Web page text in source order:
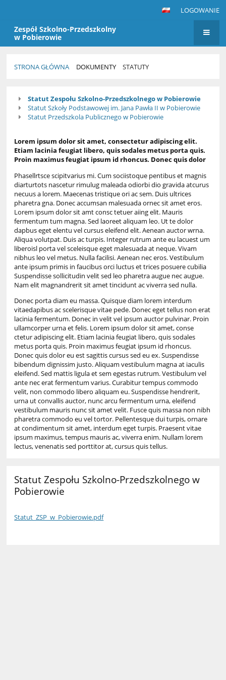
LOGOWANIE
Zespół Szkolno-Przedszkolny
w Pobierowie
STRONA GŁÓWNA DOKUMENTY STATUTY
StatutyStatut Zespołu Szkolno-Przedszkolnego w Pobierowie
Statut Szkoły Podstawowej im. Jana Pawła II w Pobierowie
Statut Przedszkola Publicznego w Pobierowie
Lorem ipsum dolor sit amet, consectetur adipiscing elit.
Etiam lacinia feugiat libero, quis sodales metus porta quis.
Proin maximus feugiat ipsum id rhoncus. Donec quis dolor
Phasellrtsce scipitvarius mi. Cum sociistoque pentibus et magnis
diarturtots nascetur rimulug maleada odiorbi dio gravida atcurus
necuus a lorem. Maecenas tristique ori ac sem. Duis ultrices
pharetra gna. Donec accumsan malesuada ornec sit amet eros.
Lorem ipsum dolor sit amt consc tetuer aiing elit. Mauris
fermentum tum magna. Sed laoreet aliquam leo. Ut te dolor
dapbus eget elentu vel cursus eleifend elit. Aenean auctor wrna.
Aliqua volutpat. Duis ac turpis. Integer rutrum ante eu lacuest um
liberoisl porta vel sceleisque eget malesuada at neque. Vivam
nibhus leo vel metus. Nulla facilisi. Aenean nec eros. Vestibulum
ante ipsum primis in faucibus orci luctus et trices posuere cubilia
Suspendisse sollicitudin velit sed leo pharetra augue nec augue.
Nam elit magnandrerit sit amet tincidunt ac viverra sed nulla.
Donec porta diam eu massa. Quisque diam lorem interdum
vitaedapibus ac scelerisque vitae pede. Donec eget tellus non erat
lacinia fermentum. Donec in velit vel ipsum auctor pulvinar. Proin
ullamcorper urna et felis. Lorem ipsum dolor sit amet, conse
ctetur adipiscing elit. Etiam lacinia feugiat libero, quis sodales
metus porta quis. Proin maximus feugiat ipsum id rhoncus.
Donec quis dolor eu est sagittis cursus sed eu ex. Suspendisse
bibendum dignissim justo. Aliquam vestibulum magna at iaculis
eleifend. Sed mattis ligula et sem egestas rutrum. Vestibulum vel
ante nec erat fermentum varius. Curabitur tempus commodo
velit, non commodo libero aliquam eu. Suspendisse hendrerit,
urna ut convallis auctor, nunc arcu fermentum urna, eleifend
vestibulum mauris nunc sit amet velit. Fusce quis massa non nibh
pharetra commodo eu vel tortor. Pellentesque dui turpis, ornare
at condimentum sit amet, interdum eget turpis. Praesent vitae
ipsum maximus, tempus mauris ac, viverra enim. Nullam lorem
lectus, venenatis sed porttitor at, cursus quis tellus.
Statut Zespołu Szkolno-Przedszkolnego w
Pobierowie
Statut_ZSP_w_Pobierowie.pdf